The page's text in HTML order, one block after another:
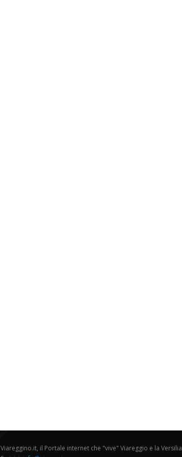
Viareggino.it, il Portale internet che "vive" Viareggio e la Versilia